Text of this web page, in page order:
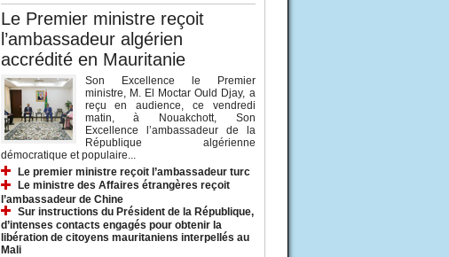
Le Premier ministre reçoit
l’ambassadeur algérien
accrédité en Mauritanie
Son Excellence le Premier
ministre, M. El Moctar Ould Djay, a
reçu en audience, ce vendredi
matin, à Nouakchott, Son
Excellence l’ambassadeur de la
République algérienne
démocratique et populaire...
Le premier ministre reçoit l’ambassadeur turc
Le ministre des Affaires étrangères reçoit
l’ambassadeur de Chine
Sur instructions du Président de la République,
d’intenses contacts engagés pour obtenir la
libération de citoyens mauritaniens interpellés au
Mali